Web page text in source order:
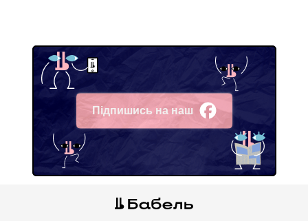
Підпишись на наш
Facebook